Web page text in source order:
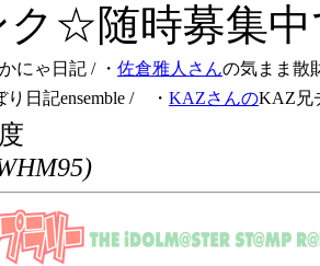
ク☆随時募集
にゃ日記 / ・ 佐倉雅人さんの気まま散
り日記ensemble / ・ KAZさんのKAZ兄